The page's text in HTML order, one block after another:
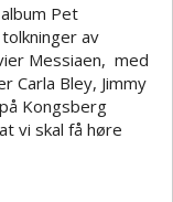
Pet
av
Messiaen, med
Carla Bley, Jimmy
Kongsberg
vi skal få høre